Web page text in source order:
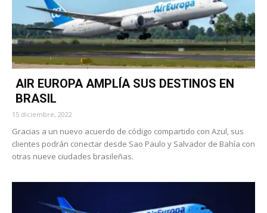
AIR EUROPA AMPLÍA SUS DESTINOS EN
BRASIL
15 diciembre, 2022
Gracias a un nuevo acuerdo de código compartido con Azul, sus
clientes podrán conectar desde Sao Paulo y Salvador de Bahía con
otras nueve ciudades brasileñas.